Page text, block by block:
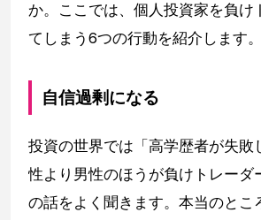
か。ここでは、個人投資家を負け
てしまう6つの行動を紹介します。
自信過剰になる
投資の世界では「高学歴者が失敗
性より男性のほうが負けトレーダ
の話をよく聞きます。本当のとこ